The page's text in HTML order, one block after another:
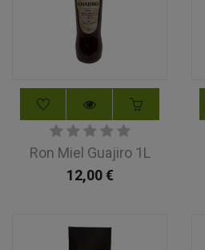
Ron Miel Guajiro 1L
12,00€